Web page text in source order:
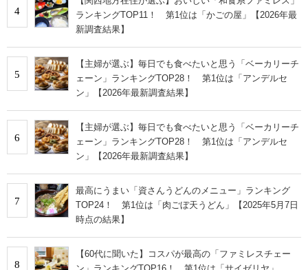
4
ランキングTOP11！ 第1位は「かごの屋」【2026年最
新調査結果】
5
【主婦が選ぶ】毎日でも食べたいと思う「ベーカリーチ
ェーン」ランキングTOP28！ 第1位は「アンデルセ
ン」【2026年最新調査結果】
6
【主婦が選ぶ】毎日でも食べたいと思う「ベーカリーチ
ェーン」ランキングTOP28！ 第1位は「アンデルセ
ン」【2026年最新調査結果】
7
最高にうまい「資さんうどんのメニュー」ランキング
TOP24！ 第1位は「肉ごぼ天うどん」【2025年5月7日
時点の結果】
8
【60代に聞いた】コスパが最高の「ファミレスチェー